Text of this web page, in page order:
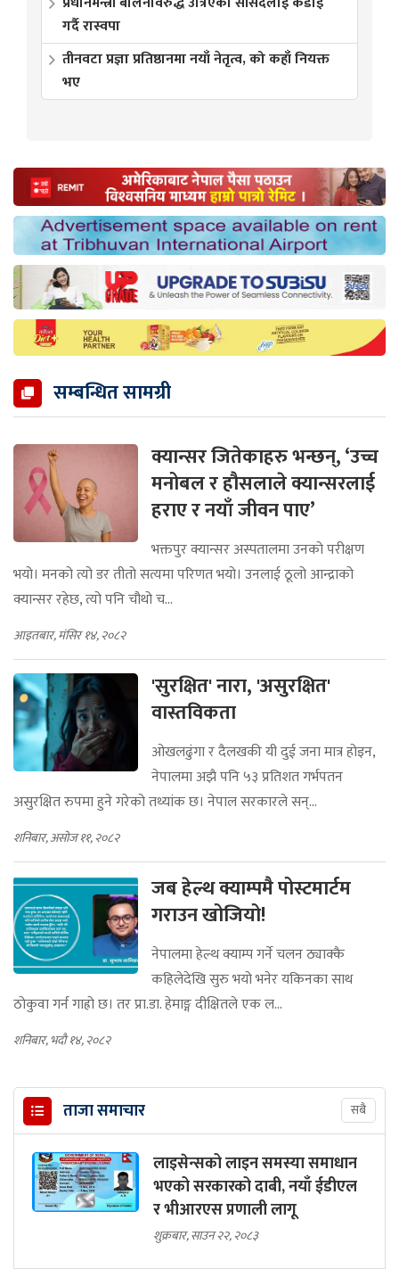
गर्दै रास्वपा
तीनवटा प्रज्ञा प्रतिष्ठानमा नयाँ नेतृत्व, को कहाँ नियक्त
भए
सम्बन्धित सामग्री
क्यान्सर जितेकाहरु भन्छन्, ‘उच्च
मनोबल र हौसलाले क्यान्सरलाई
हराए र नयाँ जीवन पाए’
भक्तपुर क्यान्सर अस्पतालमा उनको परीक्षण
भयो। मनको त्यो डर तीतो सत्यमा परिणत भयो। उनलाई ठूलो आन्द्राको
क्यान्सर रहेछ, त्यो पनि चौथो च...
आइतबार, मंसिर १४, २०८२
'सुरक्षित' नारा, 'असुरक्षित'
वास्तविकता
ओखलढुंगा र दैलखकी यी दुई जना मात्र होइन,
नेपालमा अझै पनि ५३ प्रतिशत गर्भपतन
असुरक्षित रुपमा हुने गरेको तथ्यांक छ। नेपाल सरकारले सन्...
शनिबार, असोज ११, २०८२
जब हेल्थ क्याम्पमै पोस्टमार्टम
गराउन खोजियो!
नेपालमा हेल्थ क्याम्प गर्ने चलन ठ्याक्कै
कहिलेदेखि सुरु भयो भनेर यकिनका साथ
ठोकुवा गर्न गाह्रो छ। तर प्रा.डा. हेमाङ्ग दीक्षितले एक ल...
शनिबार, भदौ १४, २०८२
ताजा समाचार सबै
लाइसेन्सको लाइन समस्या समाधान
भएको सरकारको दाबी, नयाँ ईडीएल
र भीआरएस प्रणाली लागू
शुक्रबार, साउन २२, २०८३